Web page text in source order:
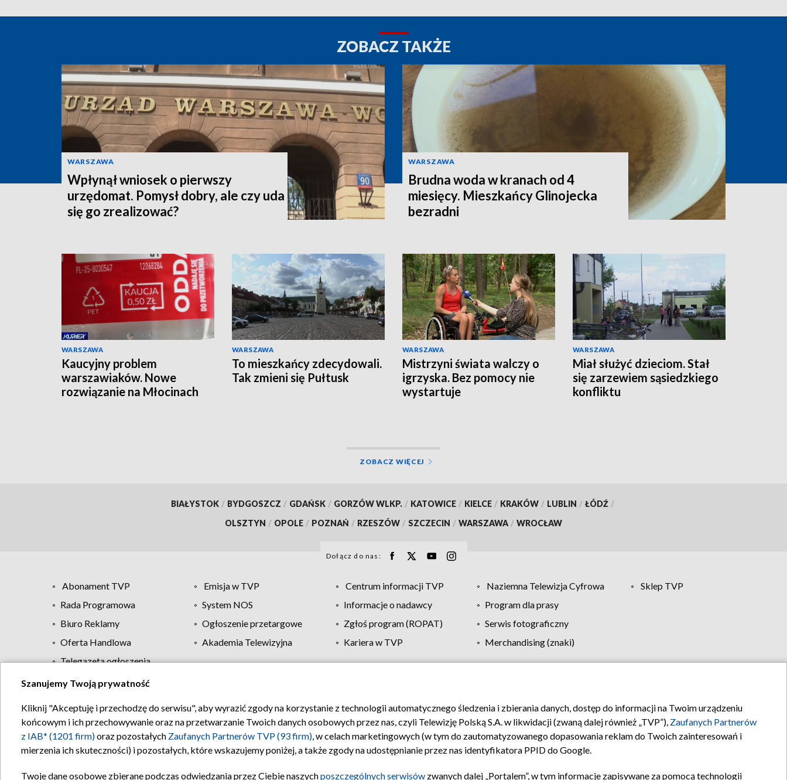
ZOBACZ TAKŻE
WARSZAWA
Wpłynął wniosek o pierwszy
urzędomat. Pomysł dobry, ale czy uda
się go zrealizować?
WARSZAWA
Brudna woda w kranach od 4
miesięcy. Mieszkańcy Glinojecka
bezradni
WARSZAWA
Kaucyjny problem
warszawiaków. Nowe
rozwiązanie na Młocinach
WARSZAWA
To mieszkańcy zdecydowali.
Tak zmieni się Pułtusk
WARSZAWA
Mistrzyni świata walczy o
igrzyska. Bez pomocy nie
wystartuje
WARSZAWA
Miał służyć dzieciom. Stał
się zarzewiem sąsiedzkiego
konfliktu
ZOBACZ WIĘCEJ
BIAŁYSTOK / BYDGOSZCZ / GDAŃSK / GORZÓW WLKP. / KATOWICE / KIELCE / KRAKÓW / LUBLIN / ŁÓDŹ /
OLSZTYN / OPOLE / POZNAŃ / RZESZÓW / SZCZECIN / WARSZAWA / WROCŁAW
Dołącz do nas:
Abonament TVP Emisja w TVP Centrum informacji TVP Naziemna Telewizja Cyfrowa
Sklep TVP
Rada Programowa
System NOS Informacje o nadawcy
Program dla prasy
Biuro Reklamy
Ogłoszenie przetargowe Zgłoś program (ROPAT)
Serwis fotograficzny
Oferta Handlowa
Akademia Telewizyjna Kariera w TVP
Merchandising (znaki)
Telegazeta ogłoszenia
Regulamin TVP Polityka prywatności Moje zgody Pomoc Biuro reklamy Kontakt
Szanujemy Twoją prywatność
Kliknij "Akceptuję i przechodzę do serwisu", aby wyrazić zgody na korzystanie z technologii automatycznego śledzenia i zbierania danych, dostęp do informacji na Twoim urządzeniu
końcowym i ich przechowywanie oraz na przetwarzanie Twoich danych osobowych przez nas, czyli Telewizję Polską S.A. w likwidacji (zwaną dalej również „TVP”), Zaufanych Partnerów
z IAB* (1201 firm)oraz pozostałych Zaufanych Partnerów TVP (93 firm), w celach marketingowych (w tym do zautomatyzowanego dopasowania reklam do Twoich zainteresowań i
mierzenia ich skuteczności) i pozostałych, które wskazujemy poniżej, a także zgody na udostępnianie przez nas identyfikatora PPID do Google.
Twoje dane osobowe zbierane podczas odwiedzania przez Ciebie naszychposzczególnych serwisów zwanych dalej „Portalem”, w tym informacje zapisywane za pomocą technologii